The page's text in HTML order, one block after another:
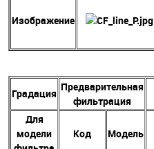
Изображение
Градация
Предварительная
фильтрация
Для
модели
Код Модель